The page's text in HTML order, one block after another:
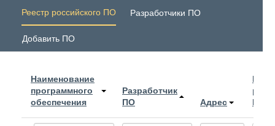
Реестр российского ПО Разработчики ПО
Добавить ПО
Наименование
программного
обеспечения
Разработчик
ПО
Адрес
№ в